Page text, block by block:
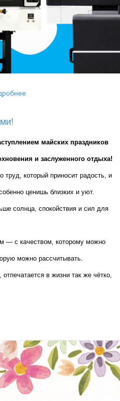
майских праздников
и заслуженного отдыха!
который приносит радость, и
ценишь близких и уют.
солнца, спокойствия и сил для
— с качеством, которому можно
можно рассчитывать.
в жизни так же чётко,